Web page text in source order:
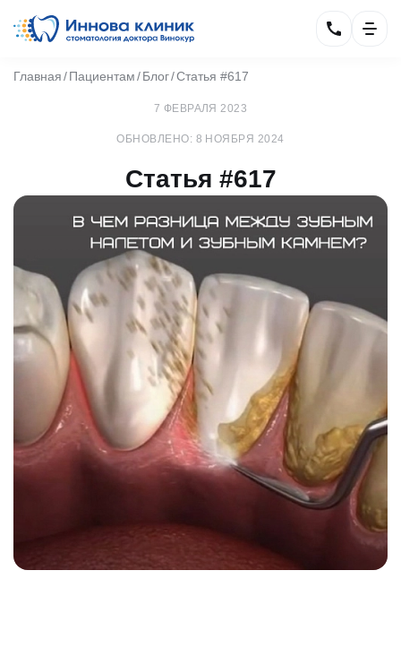
Главная Пациентам Блог Статья #617
7 ФЕВРАЛЯ 2023
ОБНОВЛЕНО: 8 НОЯБРЯ 2024
Статья #617